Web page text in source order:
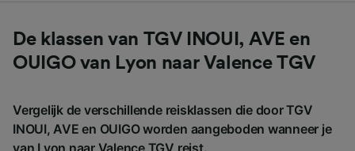
De klassen van TGV INOUI, AVE en
OUIGO van Lyon naar Valence TGV
Vergelijk de verschillende reisklassen die door TGV
INOUI, AVE en OUIGO worden aangeboden wanneer je
van Lyon naar Valence TGV reist.